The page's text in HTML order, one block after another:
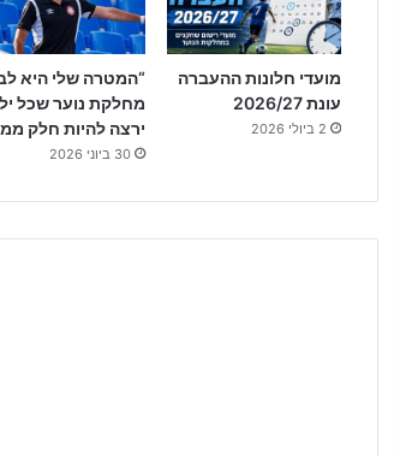
מועדי חלונות ההעברה
עונת 2026/27
2 ביולי 2026
“המטרה שלי היא
מחלקת נוער שכל
ירצה להיות חלק
30 ביוני 2026